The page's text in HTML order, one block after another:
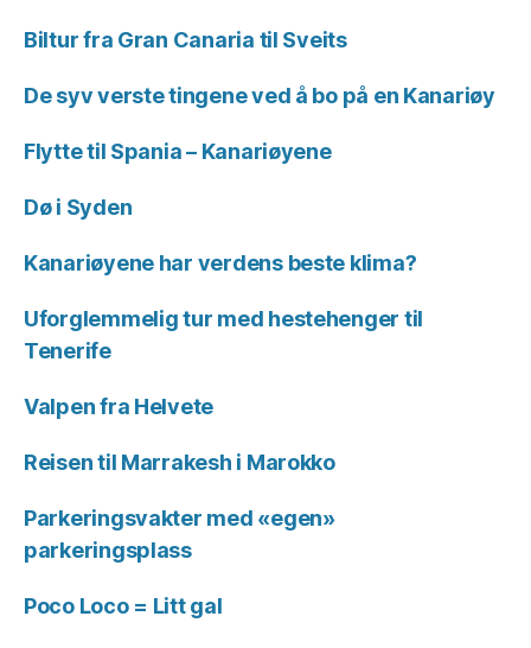
Biltur fra Gran Canaria til Sveits
De syv verste tingene ved å bo på en Kanariøy
Flytte til Spania – Kanariøyene
Dø i Syden
Kanariøyene har verdens beste klima?
Uforglemmelig tur med hestehenger til
Tenerife
Valpen fra Helvete
Reisen til Marrakesh i Marokko
Parkeringsvakter med «egen»
parkeringsplass
Poco Loco = Litt gal